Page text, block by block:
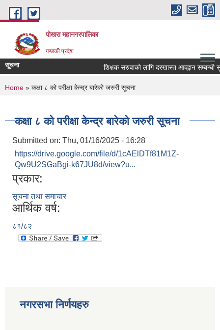
Skip to main content
पोखरा महानगरपालिका
गण्डकी प्रदेश
सूचना शिक्षक सरुवाको लागि दरखास्त आव्ह्वान सम्बन्धी
You are here
Home » कक्षा ८ को परीक्षा केन्द्र बारेको जरुरी सूचना
कक्षा ८ को परीक्षा केन्द्र बारेको जरुरी सूचना
Submitted on: Thu, 01/16/2025 - 16:28
https://drive.google.com/file/d/1cAElDTf81M1Z-
Qw9U2SGaBgi-k67JU8d/view?u...
प्रकार:
सूचना तथा समाचार
आर्थिक वर्ष:
८१/८२
नगरसभा निर्णयहरु